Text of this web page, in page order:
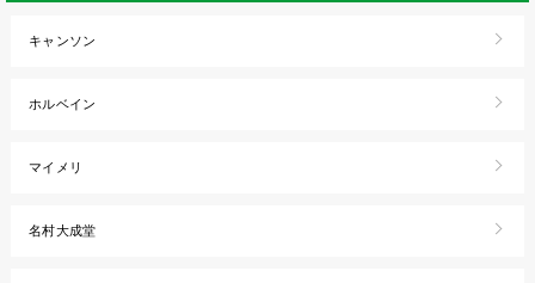
キャンソン
ホルベイン
マイメリ
名村大成堂